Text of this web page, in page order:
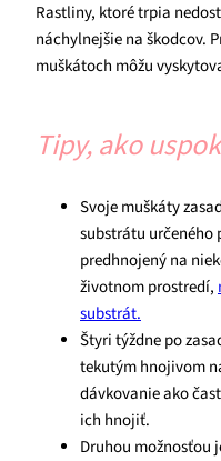
Rastliny, ktoré trpia
náchylnejšie na škodcov.
muškátoch môžu
Tipy, ako
Svoje muškáty
substrátu určeného
predhnojený na
životnom prostredí,
substrát.
Štyri týždne po
tekutým hnojivom
dávkovanie ako
ich hnojiť.
Druhou možnosťou